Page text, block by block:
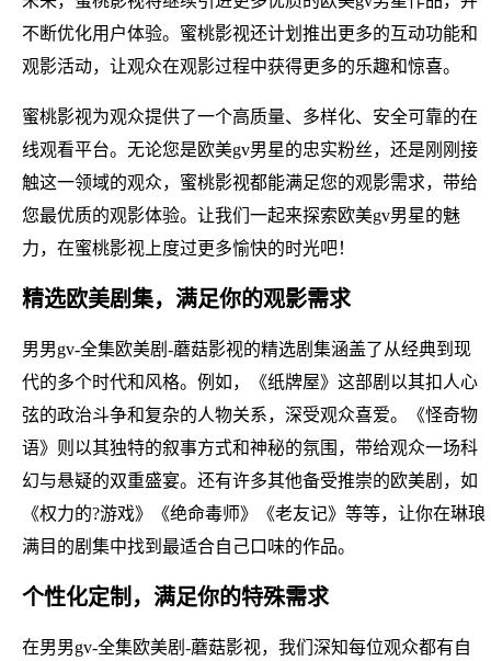
不断优化用户体验。蜜桃影视还计划推出更多的互动功能和
观影活动，让观众在观影过程中获得更多的乐趣和惊喜。
蜜桃影视为观众提供了一个高质量、多样化、安全可靠的在
线观看平台。无论您是欧美gv男星的忠实粉丝，还是刚刚接
触这一领域的观众，蜜桃影视都能满足您的观影需求，带给
您最优质的观影体验。让我们一起来探索欧美gv男星的魅
力，在蜜桃影视上度过更多愉快的时光吧！
精选欧美剧集，满足你的观影需求
男男gv-全集欧美剧-蘑菇影视的精选剧集涵盖了从经典到现
代的多个时代和风格。例如，《纸牌屋》这部剧以其扣人心
弦的政治斗争和复杂的人物关系，深受观众喜爱。《怪奇物
语》则以其独特的叙事方式和神秘的氛围，带给观众一场科
幻与悬疑的双重盛宴。还有许多其他备受推崇的欧美剧，如
《权力的?游戏》《绝命毒师》《老友记》等等，让你在琳琅
满目的剧集中找到最适合自己口味的作品。
个性化定制，满足你的特殊需求
在男男gv-全集欧美剧-蘑菇影视，我们深知每位观众都有自